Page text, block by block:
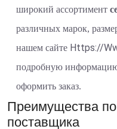
широкий ассортимент
различных марок,
нашем сайте Https://
подробную
оформить заказ.
Преимущества
поставщика